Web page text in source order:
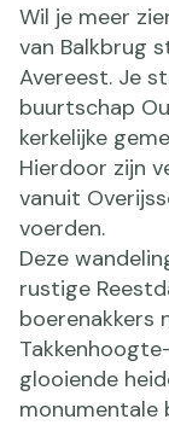
Wil je meer
van Balkbrug
Avereest. Je
buurtschap
kerkelijke
Hierdoor zijn
vanuit
voerden.
Deze
rustige
boerenakkers
glooiende
monumentale